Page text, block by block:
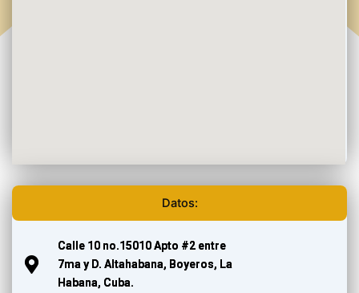
Datos:
Calle 10 no.15010 Apto #2 entre
7ma y D. Altahabana, Boyeros, La
Habana, Cuba.